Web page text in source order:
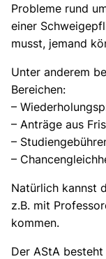
Probleme rund
einer
musst, jemand
Unter anderem
Bereichen:
–
– Anträge aus
–
–
Natürlich kannst
z.B. mit
kommen.
Der AStA